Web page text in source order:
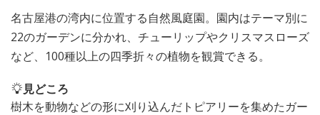
名古屋港の湾内に位置する自然風庭園。園内はテーマ別に
22のガーデンに分かれ、チューリップやクリスマスローズ
など、100種以上の四季折々の植物を観賞できる。
見どころ
樹木を動物などの形に刈り込んだトピアリーを集めたガー